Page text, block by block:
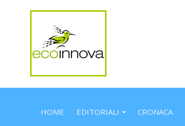
HOME EDITORIALI CRONACA